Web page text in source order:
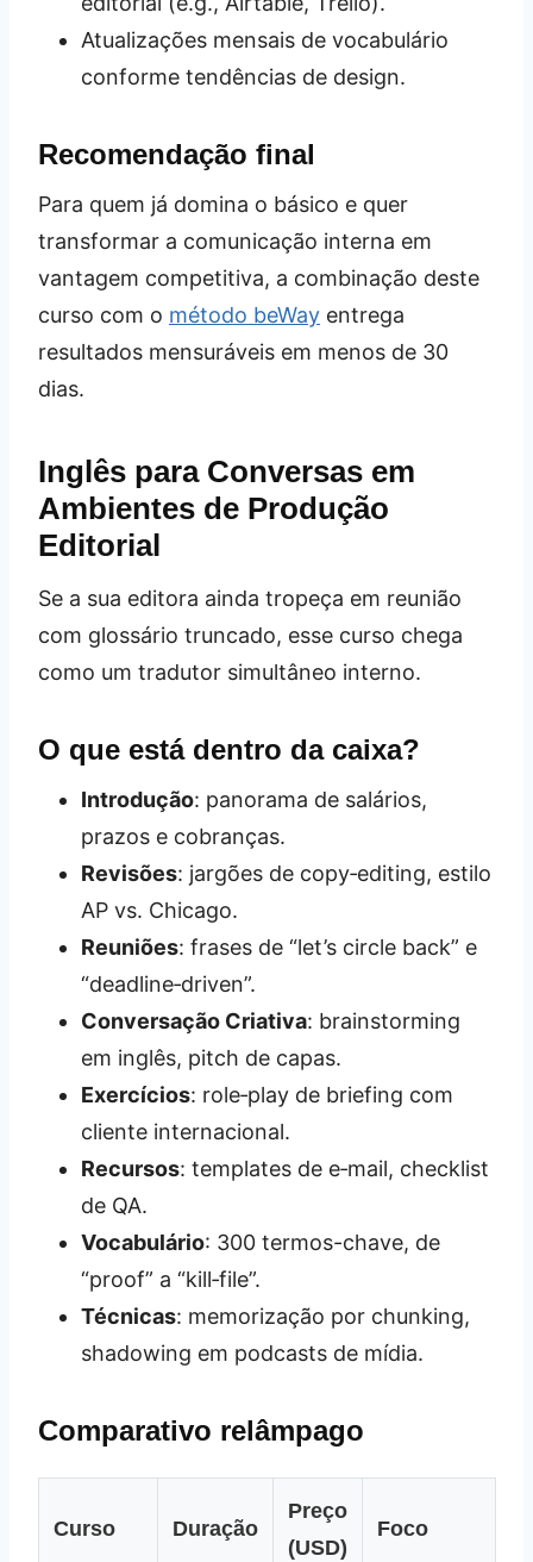
Atualizações mensais de vocabulário
conforme tendências de design.
Recomendação final
Para quem já domina o básico e quer
transformar a comunicação interna em
vantagem competitiva, a combinação deste
curso com o método beWay entrega
resultados mensuráveis em menos de 30
dias.
Inglês para Conversas em
Ambientes de Produção
Editorial
Se a sua editora ainda tropeça em reunião
com glossário truncado, esse curso chega
como um tradutor simultâneo interno.
O que está dentro da caixa?
Introdução: panorama de salários,
prazos e cobranças.
Revisões: jargões de copy‑editing, estilo
AP vs. Chicago.
Reuniões: frases de “let’s circle back” e
“deadline‑driven”.
Conversação Criativa: brainstorming
em inglês, pitch de capas.
Exercícios: role‑play de briefing com
cliente internacional.
Recursos: templates de e‑mail, checklist
de QA.
Vocabulário: 300 termos-chave, de
“proof” a “kill‑file”.
Técnicas: memorização por chunking,
shadowing em podcasts de mídia.
Comparativo relâmpago
Curso Duração
Preço
(USD)
Foco